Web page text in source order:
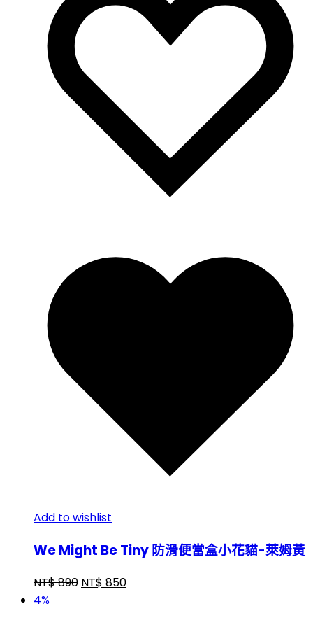
Add to wishlist
We Might Be Tiny 防滑便當盒小花貓-萊姆黃
NT$890 NT$ 850
4%